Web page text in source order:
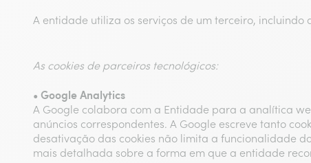
A entidade utiliza os serviços de um terceiro,
As cookies de parceiros tecnológicos:
• Google Analytics
A Google colabora com a Entidade para a analítica
anúncios correspondentes. A Google escreve tanto
desativação das cookies não limita a funcionalidade
mais detalhada sobre a forma em que a entidade